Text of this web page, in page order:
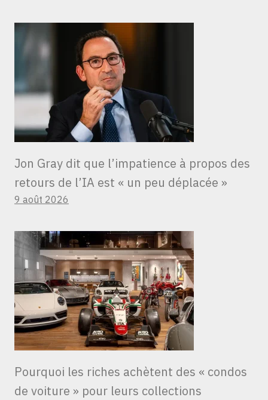
Jon Gray dit que l’impatience à propos des
retours de l’IA est « un peu déplacée »
9 août 2026
Pourquoi les riches achètent des « condos
de voiture » ​​pour leurs collections